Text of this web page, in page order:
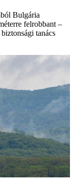
Bulgária
felrobbant –
tanács